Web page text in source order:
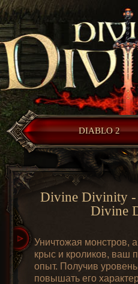
DIABLO 2
Divine Divinity
Divine
Уничтожая монстров,
крыс и кроликов, ваш
опыт. Получив
повышать его